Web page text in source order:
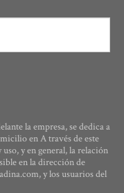
la empresa, se dedica a
en A través de este
y en general, la relación
en la dirección de
y los usuarios del